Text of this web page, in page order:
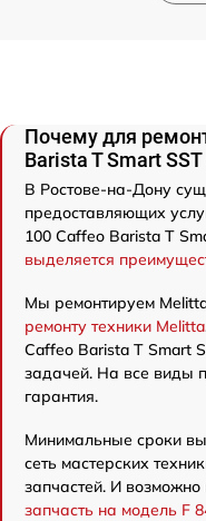
Почему для
Barista T Smart
В Ростове-на-Дону
предоставляющих
100 Caffeo Barista T
выделяется
Мы ремонтируем
ремонту техники Melitta
Caffeo Barista T Smart
задачей. На все виды
гарантия.
Минимальные сроки
сеть мастерских
запчастей. И
запчасть на модель F